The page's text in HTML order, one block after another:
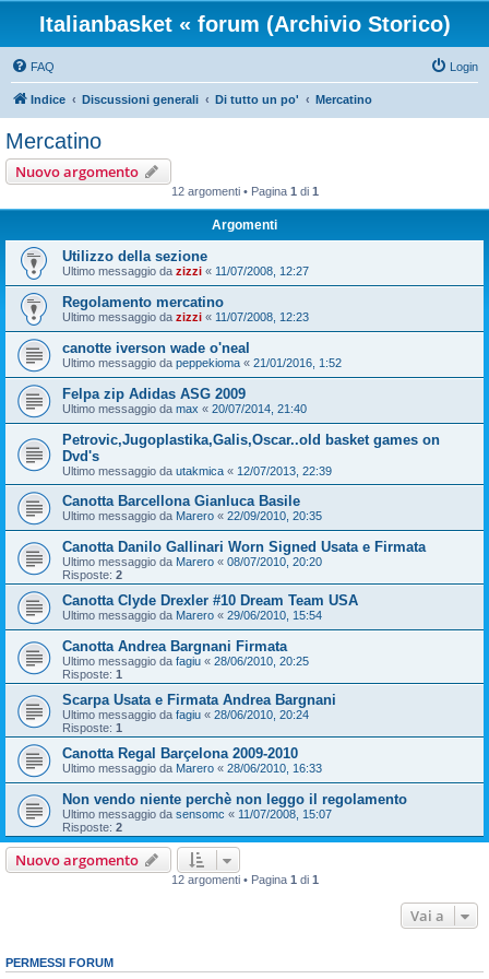
Italianbasket « forum (Archivio Storico)
FAQ Login
Indice Discussioni generali Di tutto un po' Mercatino
Mercatino
Nuovo argomento
12 argomenti • Pagina 1 di 1
Argomenti
Utilizzo della sezione
Ultimo messaggio da zizzi « 11/07/2008, 12:27
Regolamento mercatino
Ultimo messaggio da zizzi « 11/07/2008, 12:23
canotte iverson wade o'neal
Ultimo messaggio da peppekioma « 21/01/2016, 1:52
Felpa zip Adidas ASG 2009
Ultimo messaggio da max « 20/07/2014, 21:40
Petrovic,Jugoplastika,Galis,Oscar..old basket games on
Dvd's
Ultimo messaggio da utakmica « 12/07/2013, 22:39
Canotta Barcellona Gianluca Basile
Ultimo messaggio da Marero « 22/09/2010, 20:35
Canotta Danilo Gallinari Worn Signed Usata e Firmata
Ultimo messaggio da Marero « 08/07/2010, 20:20
Risposte: 2
Canotta Clyde Drexler #10 Dream Team USA
Ultimo messaggio da Marero « 29/06/2010, 15:54
Canotta Andrea Bargnani Firmata
Ultimo messaggio da fagiu « 28/06/2010, 20:25
Risposte: 1
Scarpa Usata e Firmata Andrea Bargnani
Ultimo messaggio da fagiu « 28/06/2010, 20:24
Risposte: 1
Canotta Regal Barçelona 2009-2010
Ultimo messaggio da Marero « 28/06/2010, 16:33
Non vendo niente perchè non leggo il regolamento
Ultimo messaggio da sensomc « 11/07/2008, 15:07
Risposte: 2
Nuovo argomento
12 argomenti • Pagina 1 di 1
Vai a
PERMESSI FORUM